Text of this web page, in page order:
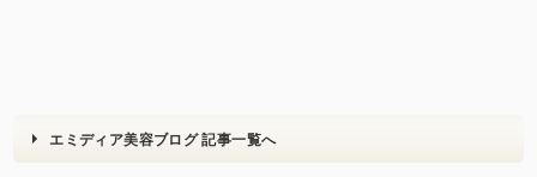
エミディア美容ブログ 記事一覧へ